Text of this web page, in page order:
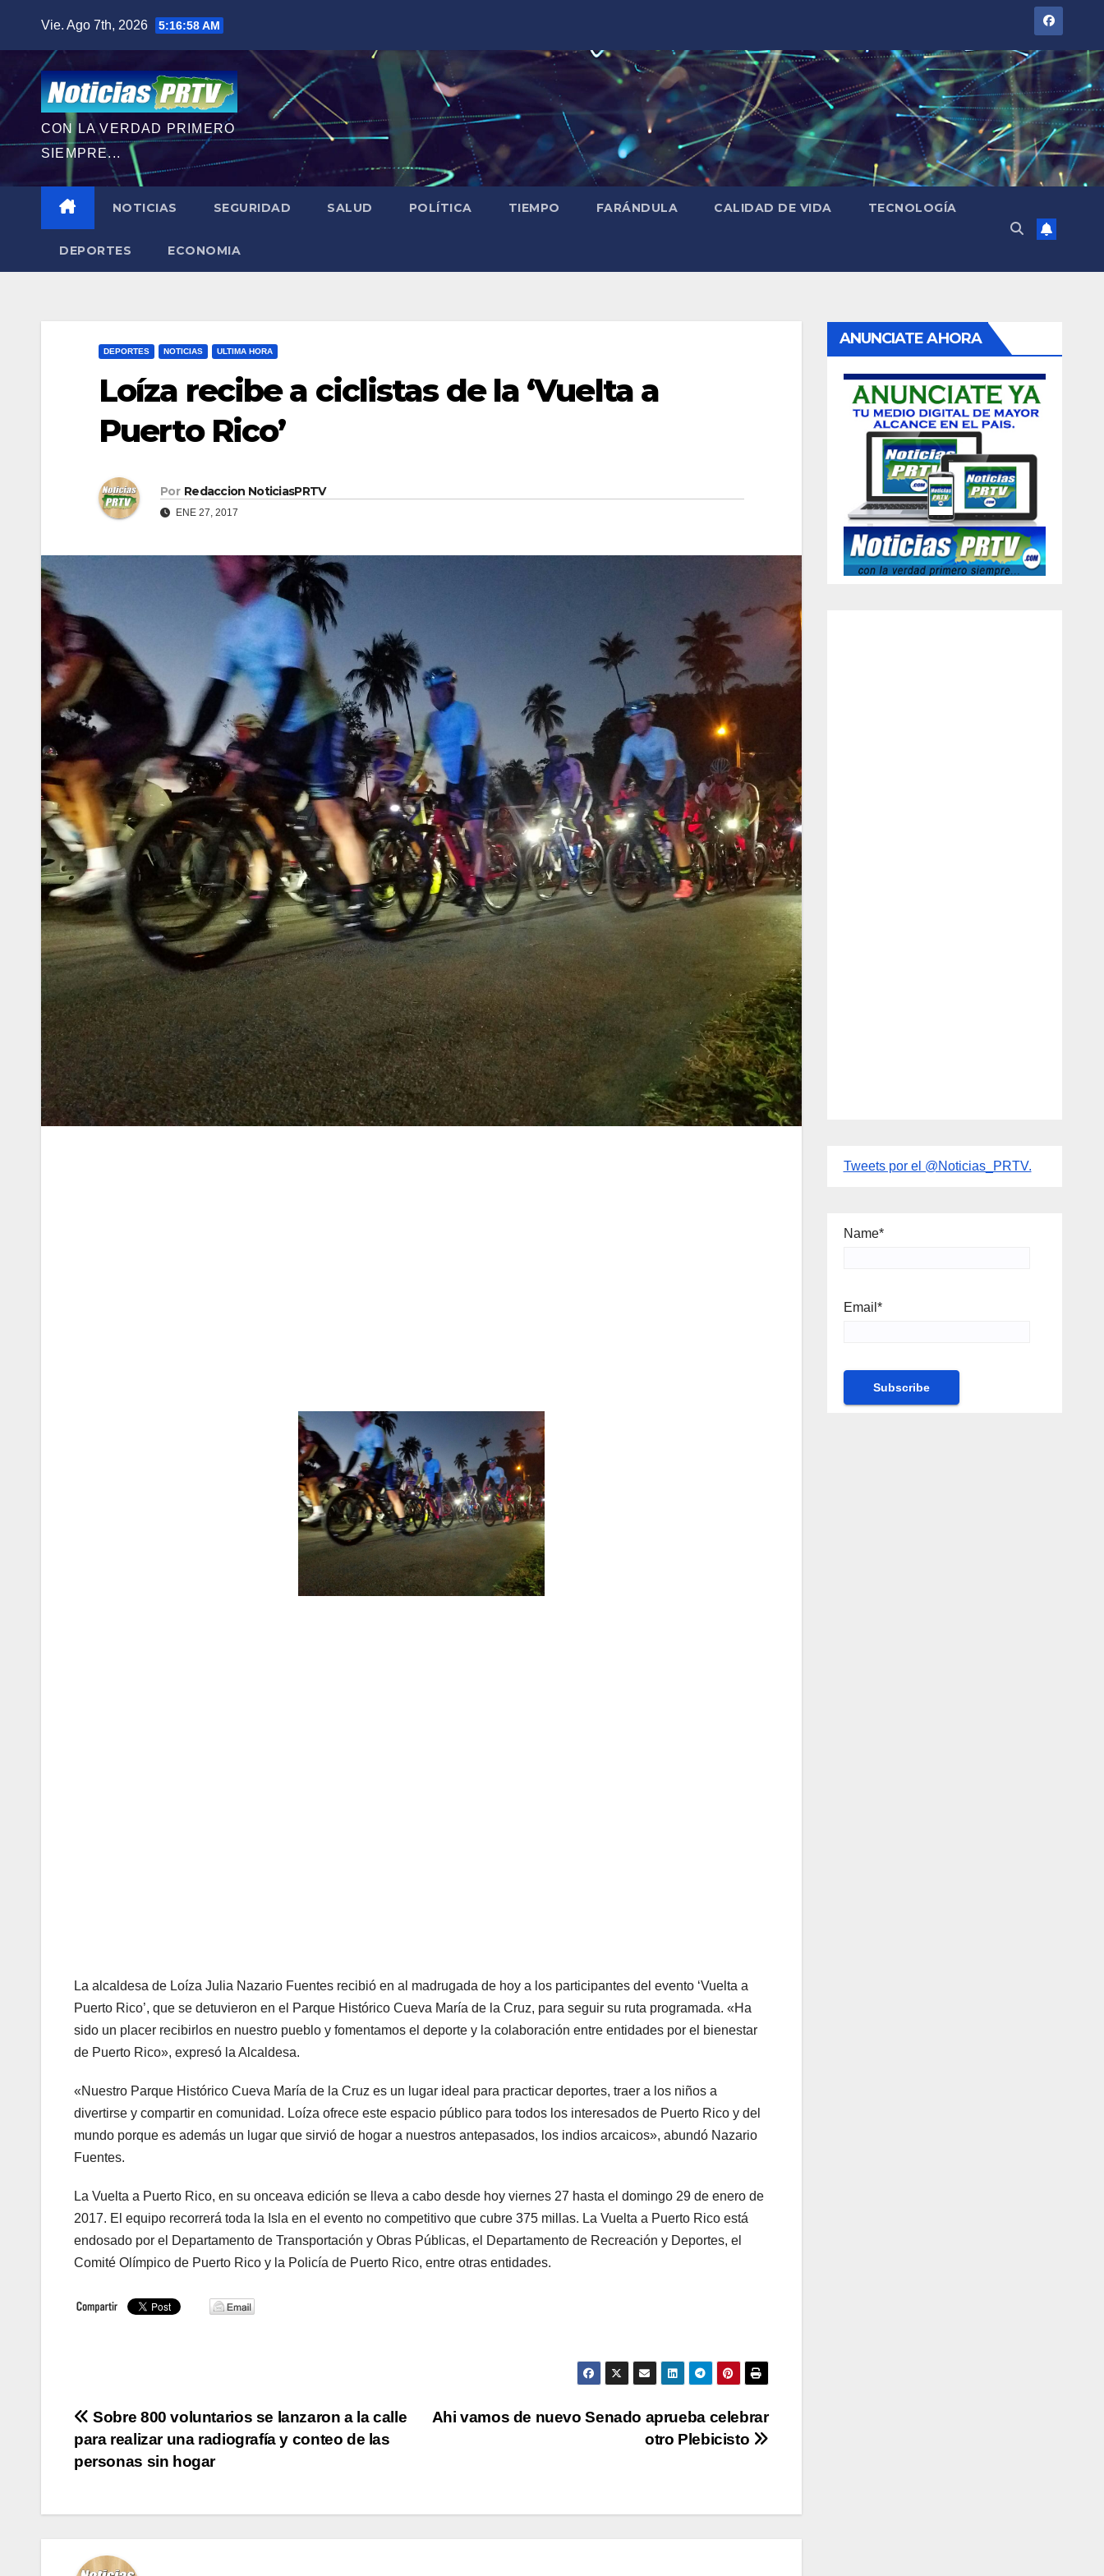
contenido
Vie. Ago 7th, 2026 5:16:59 AM
CON LA VERDAD PRIMERO
SIEMPRE...
NOTICIAS SEGURIDAD SALUD POLÍTICA TIEMPO FARÁNDULA CALIDAD DE VIDA TECNOLOGÍA
DEPORTES ECONOMIA
DEPORTES NOTICIAS ULTIMA HORA
Loíza recibe a ciclistas de la ‘Vuelta a
Puerto Rico’
Por Redaccion NoticiasPRTV
ENE 27, 2017
La alcaldesa de Loíza Julia Nazario Fuentes recibió en al madrugada de hoy a los participantes del evento ‘Vuelta a
Puerto Rico’, que se detuvieron en el Parque Histórico Cueva María de la Cruz, para seguir su ruta programada. «Ha
sido un placer recibirlos en nuestro pueblo y fomentamos el deporte y la colaboración entre entidades por el bienestar
de Puerto Rico», expresó la Alcaldesa.
«Nuestro Parque Histórico Cueva María de la Cruz es un lugar ideal para practicar deportes, traer a los niños a
divertirse y compartir en comunidad. Loíza ofrece este espacio público para todos los interesados de Puerto Rico y del
mundo porque es además un lugar que sirvió de hogar a nuestros antepasados, los indios arcaicos», abundó Nazario
Fuentes.
La Vuelta a Puerto Rico, en su onceava edición se lleva a cabo desde hoy viernes 27 hasta el domingo 29 de enero de
2017. El equipo recorrerá toda la Isla en el evento no competitivo que cubre 375 millas. La Vuelta a Puerto Rico está
endosado por el Departamento de Transportación y Obras Públicas, el Departamento de Recreación y Deportes, el
Comité Olímpico de Puerto Rico y la Policía de Puerto Rico, entre otras entidades.
Navegación
de
Ahi vamos de nuevo Senado aprueba celebrar
otro Plebicisto
Sobre 800 voluntarios se lanzaron a la calle
para realizar una radiografía y conteo de las
personas sin hogar
ANUNCIATE AHORA
Tweets por el @Noticias_PRTV.
Name*
Email*